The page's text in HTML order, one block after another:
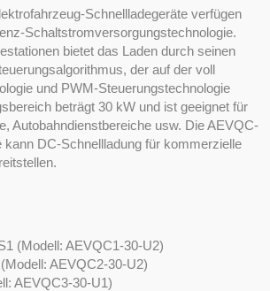
Schnellladegeräte verfügen
Schaltstromversorgungstechnologie.
bietet das Laden durch seinen
der auf der voll
und PWM-Steuerungstechnologie
beträgt 30 kW und ist geeignet für
Autobahndienstbereiche usw. Die AEVQC-
kann DC-Schnellladung für kommerzielle
(Modell: AEVQC1-30-U2)
AEVQC2-30-U2)
AEVQC3-30-U1)